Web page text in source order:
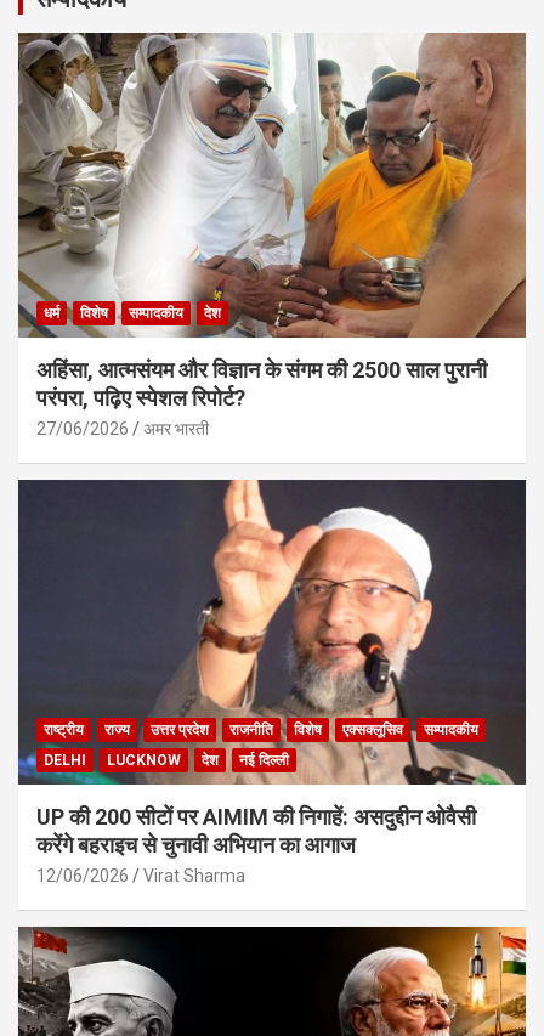
धर्म विशेष सम्पादकीय देश
अहिंसा, आत्मसंयम और विज्ञान के संगम की 2500 साल पुरानी
परंपरा, पढ़िए स्पेशल रिपोर्ट?
27/06/2026 अमर भारती
राष्ट्रीय राज्य उत्तर प्रदेश राजनीति विशेष एक्सक्लूसिव
सम्पादकीय
DELHI
LUCKNOW देश नई दिल्ली
UP की 200 सीटों पर AIMIM की निगाहें: असदुद्दीन ओवैसी
करेंगे बहराइच से चुनावी अभियान का आगाज
12/06/2026 Virat Sharma